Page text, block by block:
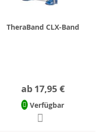
TheraBand CLX-Band
ab 17,95 €
Verfügbar